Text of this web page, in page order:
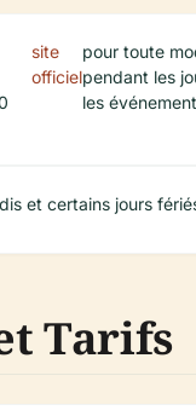
site
officiel
pour toute
pendant les
les
et certains jours
Tarifs